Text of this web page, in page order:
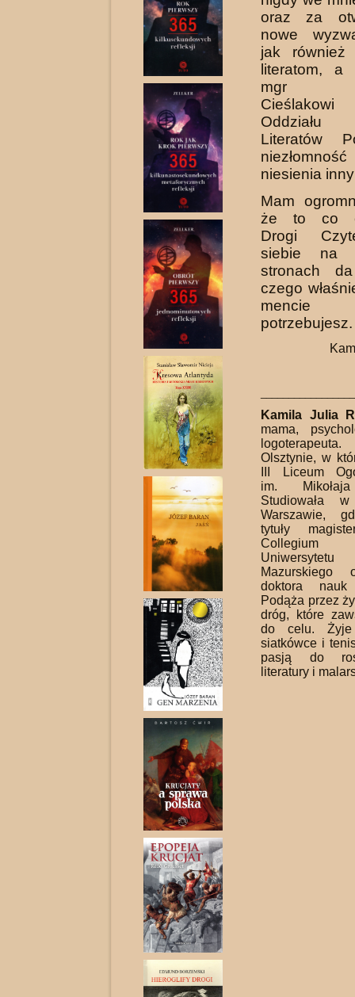
oraz za
nowe
jak również
literatom, a
mgr
Cieślakowi
Literatów
niesienia
Mam
że to co
Drogi
siebie na
stronach
czego
potrzebujesz.
Kamila Julia
mama,
Olsztynie, w
III Liceum
im.
Studiowała
Warszawie,
tytuły
Collegium
Mazurskiego
doktora nauk
Podąża przez
dróg, które
do celu.
siatkówce i
pasją do
literatury i